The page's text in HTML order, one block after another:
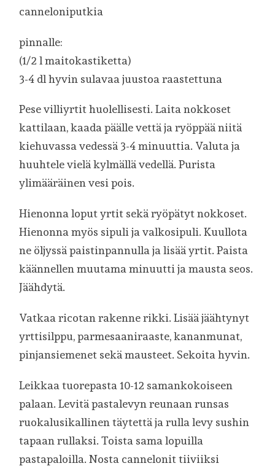
canneloniputkia
pinnalle:
(1/2 l maitokastiketta)
3-4 dl hyvin sulavaa juustoa raastettuna
Pese villiyrtit huolellisesti. Laita nokkoset
kattilaan, kaada päälle vettä ja ryöppää niitä
kiehuvassa vedessä 3-4 minuuttia. Valuta ja
huuhtele vielä kylmällä vedellä. Purista
ylimääräinen vesi pois.
Hienonna loput yrtit sekä ryöpätyt nokkoset.
Hienonna myös sipuli ja valkosipuli. Kuullota
ne öljyssä paistinpannulla ja lisää yrtit. Paista
käännellen muutama minuutti ja mausta seos.
Jäähdytä.
Vatkaa ricotan rakenne rikki. Lisää jäähtynyt
yrttisilppu, parmesaaniraaste, kananmunat,
pinjansiemenet sekä mausteet. Sekoita hyvin.
Leikkaa tuorepasta 10-12 samankokoiseen
palaan. Levitä pastalevyn reunaan runsas
ruokalusikallinen täytettä ja rulla levy sushin
tapaan rullaksi. Toista sama lopuilla
pastapaloilla. Nosta cannelonit tiiviiksi